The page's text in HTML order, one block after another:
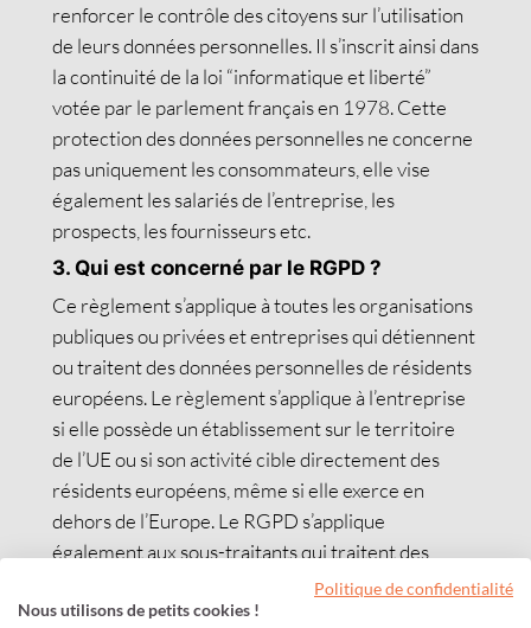
renforcer le contrôle des citoyens sur l’utilisation
de leurs données personnelles. Il s’inscrit ainsi dans
la continuité de la loi “informatique et liberté”
votée par le parlement français en 1978. Cette
protection des données personnelles ne concerne
pas uniquement les consommateurs, elle vise
également les salariés de l’entreprise, les
prospects, les fournisseurs etc.
3. Qui est concerné par le RGPD ?
Ce règlement s’applique à toutes les organisations
publiques ou privées et entreprises qui détiennent
ou traitent des données personnelles de résidents
européens. Le règlement s’applique à l’entreprise
si elle possède un établissement sur le territoire
de l’UE ou si son activité cible directement des
résidents européens, même si elle exerce en
dehors de l’Europe. Le RGPD s’applique
également aux sous-traitants qui traitent des
données personnelles pour le compte d’autres
entités.
Politique de confidentialité
Nous utilisons de petits cookies !